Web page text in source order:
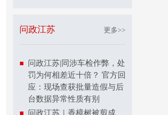
问政江苏 更多>>
问政江苏|同涉车检作弊，处
罚为何相差近十倍？ 官方回
应：现场查获批量造假与后
台数据异常性质有别
问政江苏｜香樟树被剪成